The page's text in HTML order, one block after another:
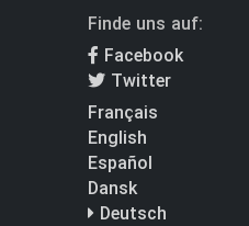
Finde uns auf:
Facebook
Twitter
Français
English
Español
Dansk
Deutsch